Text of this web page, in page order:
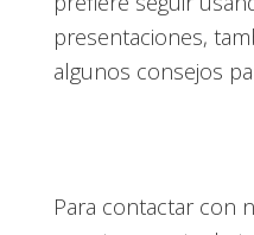
presentaciones,
algunos consejos
Para contactar con